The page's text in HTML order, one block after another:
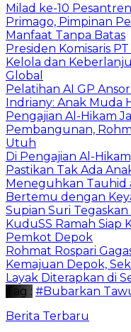
Milad ke-10
Primago, Pimpinan
Manfaat Tanpa Batas
Presiden Komisaris
Kelola dan
Global
Pelatihan AI GP
Indriany: Anak Muda
Pengajian Al-Hikam
Pembangunan,
Utuh
Di Pengajian Al-
Pastikan Tak Ada
Meneguhkan Tauhid
Bertemu dengan
Supian Suri
KuduSS Ramah Siap
Pemkot Depok
Rohmat Rospari
Kemajuan Depok,
Layak Diterapkan di
Tag : #Bubarkan
Berita Terbaru